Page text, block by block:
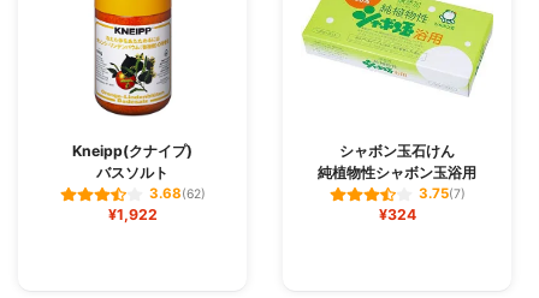
Kneipp(クナイプ)
バスソルト
3.68(62)
¥1,922
シャボン玉石けん
純植物性シャボン玉浴用
3.75(7)
¥324